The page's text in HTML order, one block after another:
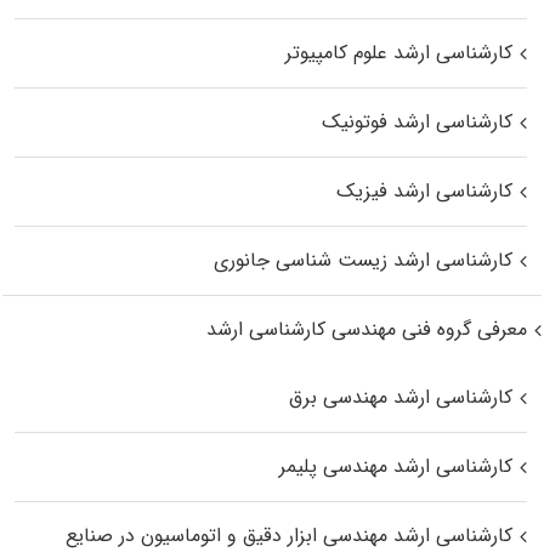
کارشناسی ارشد علوم کامپیوتر
کارشناسی ارشد فوتونیک
کارشناسی ارشد فیزیک
کارشناسی ارشد زیست‌ شناسی جانوری
معرفی گروه فنی مهندسی کارشناسی ارشد
کارشناسی ارشد مهندسی برق
کارشناسی ارشد مهندسی پلیمر
کارشناسی ارشد مهندسی ابزار دقیق و اتوماسیون در صنایع